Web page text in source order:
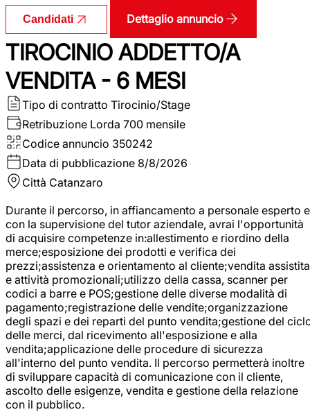
Candidati Dettaglio annuncio
TIROCINIO ADDETTO/A
VENDITA - 6 MESI
Tipo di contratto Tirocinio/Stage
Retribuzione Lorda 700 mensile
Codice annuncio 350242
Data di pubblicazione 8/8/2026
Città Catanzaro
Durante il percorso, in affiancamento a personale esperto e
con la supervisione del tutor aziendale, avrai l'opportunità
di acquisire competenze in:allestimento e riordino della
merce;esposizione dei prodotti e verifica dei
prezzi;assistenza e orientamento al cliente;vendita assistita
e attività promozionali;utilizzo della cassa, scanner per
codici a barre e POS;gestione delle diverse modalità di
pagamento;registrazione delle vendite;organizzazione
degli spazi e dei reparti del punto vendita;gestione del
delle merci, dal ricevimento all'esposizione e alla
vendita;applicazione delle procedure di sicurezza
all'interno del punto vendita. Il percorso permetterà inoltre
di sviluppare capacità di comunicazione con il cliente,
ascolto delle esigenze, vendita e gestione della relazione
con il pubblico.